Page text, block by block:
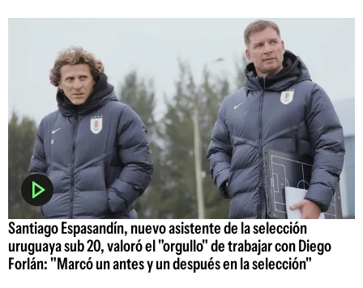
Santiago Espasandín, nuevo asistente de la selección
uruguaya sub 20, valoró el "orgullo" de trabajar con Diego
Forlán: "Marcó un antes y un después en la selección"